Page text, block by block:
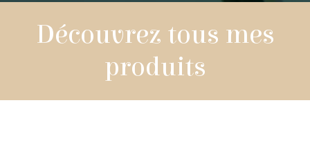
Découvrez tous mes
produits